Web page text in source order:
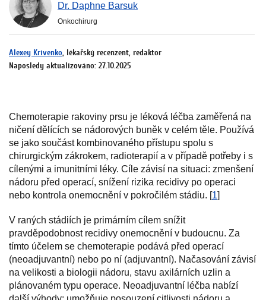
Dr. Daphne Barsuk
Onkochirurg
Alexey Krivenko, lékařský recenzent, redaktor
Naposledy aktualizováno: 27.10.2025
Chemoterapie rakoviny prsu je léková léčba zaměřená na
ničení dělících se nádorových buněk v celém těle. Používá
se jako součást kombinovaného přístupu spolu s
chirurgickým zákrokem, radioterapií a v případě potřeby i s
cílenými a imunitními léky. Cíle závisí na situaci: zmenšení
nádoru před operací, snížení rizika recidivy po operaci
nebo kontrola onemocnění v pokročilém stádiu. [1]
V raných stádiích je primárním cílem snížit
pravděpodobnost recidivy onemocnění v budoucnu. Za
tímto účelem se chemoterapie podává před operací
(neoadjuvantní) nebo po ní (adjuvantní). Načasování závisí
na velikosti a biologii nádoru, stavu axilárních uzlin a
plánovaném typu operace. Neoadjuvantní léčba nabízí